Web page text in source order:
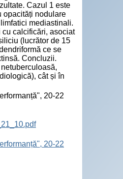
Cazul 1 este
opacități nodulare
mediastinali.
calcificări, asociat
(lucrător de 15
ce se
Concluzii.
cât și în
20-22
20-22